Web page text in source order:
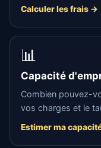
Calculer les frais →
📊
Capacité
Combien pouvez-
vos charges et le
Estimer ma